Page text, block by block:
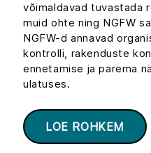
võimaldavad tuvastada
muid ohte ning NGFW
NGFW-d annavad
kontrolli, rakenduste
ennetamise ja parema
ulatuses.
LOE ROHKEM